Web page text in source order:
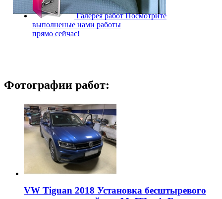
Галерея работПосмотрите
выполненые нами работы
прямо сейчас!
Фотографии работ:
VW Tiguan 2018 Установка бесштыревого